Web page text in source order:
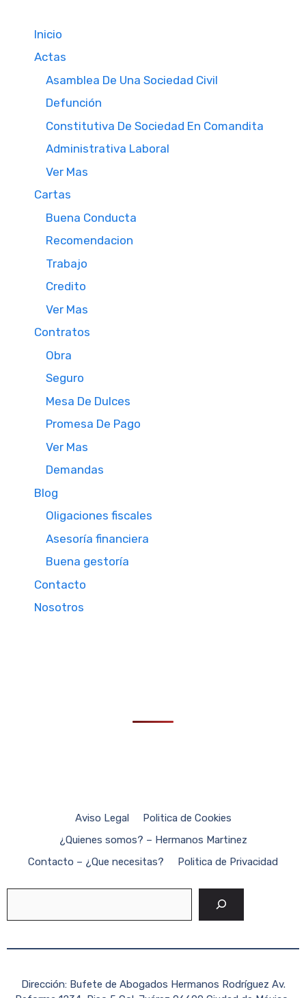
Inicio
Actas
Asamblea De Una Sociedad Civil
Defunción
Constitutiva De Sociedad En Comandita
Administrativa Laboral
Ver Mas
Cartas
Buena Conducta
Recomendacion
Trabajo
Credito
Ver Mas
Contratos
Obra
Seguro
Mesa De Dulces
Promesa De Pago
Ver Mas
Demandas
Blog
Oligaciones fiscales
Asesoría financiera
Buena gestoría
Contacto
Nosotros
Aviso Legal
Politica de Cookies
¿Quienes somos? – Hermanos Martinez
Contacto – ¿Que necesitas?
Politica de Privacidad
Dirección: Bufete de Abogados Hermanos Rodríguez Av.